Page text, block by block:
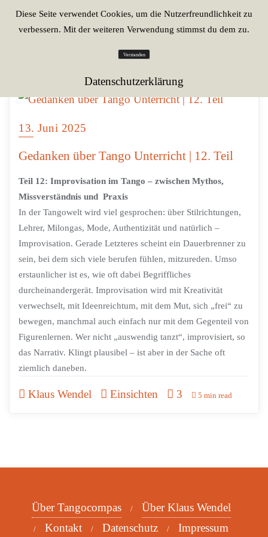
13. Juni 2025
Gedanken über Tango Unterricht | 12. Teil
Teil 12: Improvisation im Tango – zwischen Mythos,
Missverständnis und Praxis
In der Tangowelt wird viel gesprochen: über Stilrichtungen,
Lehrer, Milongas, Mode, Authentizität und natürlich –
Improvisation. Gerade Letzteres scheint ein Dauerbrenner zu
sein, bei dem sich viele berufen fühlen, mitzureden. Umso
erstaunlicher ist es, wie oft dabei Begriffliches
durcheinandergerät. Improvisation wird mit Kreativität
verwechselt, mit Ideenreichtum, mit dem Mut, sich „frei“ zu
bewegen, manchmal auch einfach nur mit dem Gegenteil von
Figurenlernen. Wer nicht „auswendig tanzt“, improvisiert, so
das Narrativ. Klingt plausibel – ist aber in der Sache oft
ziemlich daneben.
Klaus Wendel Einsichten 3 5 min read
Über Tangocompas
Über Klaus Wendel
Kontakt
Datenschutz Impressum
Diese Seite verwendet Cookies, um die Nutzerfreundlichkeit zu
verbessern. Mit der weiteren Verwendung stimmst du dem zu.
Verstanden
Datenschutzerklärung